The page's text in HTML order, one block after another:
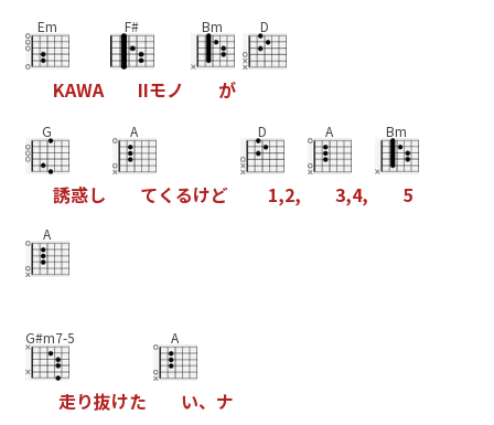
Em
KAWA
F#
IIモノ
Bm
が
D
G
誘惑し
A
てく るけど
D
1,2,
A
3,4,
Bm
5
A
G#m7-5
走り抜けた
A
い、 ナ